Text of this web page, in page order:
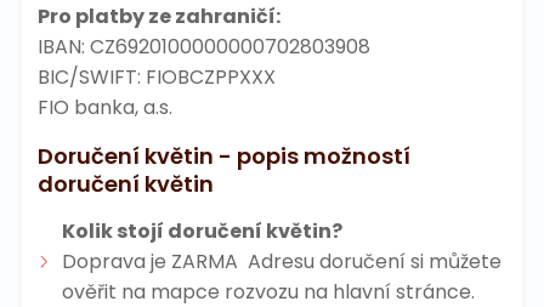
Pro platby ze zahraničí:
IBAN: CZ6920100000000702803908
BIC/SWIFT: FIOBCZPPXXX
FIO banka, a.s.
Doručení květin - popis možností
doručení květin
Kolik stojí doručení květin?
Doprava je ZARMA Adresu doručení si můžete
ověřit na mapce rozvozu na hlavní stránce.